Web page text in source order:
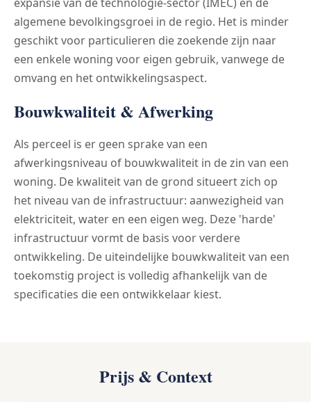
algemene bevolkingsgroei in de regio. Het is minder
geschikt voor particulieren die zoekende zijn naar
een enkele woning voor eigen gebruik, vanwege de
omvang en het ontwikkelingsaspect.
Bouwkwaliteit & Afwerking
Als perceel is er geen sprake van een
afwerkingsniveau of bouwkwaliteit in de zin van een
woning. De kwaliteit van de grond situeert zich op
het niveau van de infrastructuur: aanwezigheid van
elektriciteit, water en een eigen weg. Deze 'harde'
infrastructuur vormt de basis voor verdere
ontwikkeling. De uiteindelijke bouwkwaliteit van een
toekomstig project is volledig afhankelijk van de
specificaties die een ontwikkelaar kiest.
Prijs & Context